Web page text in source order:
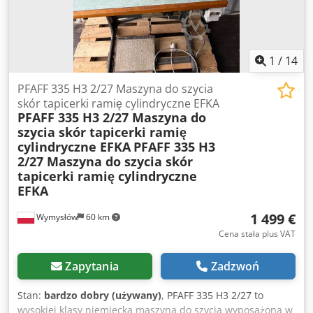
znakujący Numeratory / cyfry do znakowania Podajnik folii
do tłoczenia Regulacja temperatury Sterowanie nożne
(pedał) Stół roboczy w komplecie Zasilanie elektryczne
Zastosowanie: skóra naturalna i ekologiczna, galanteria
skórzana, obuwie, tekstylia, karton i papier, tworzywa
sztuczne przystosowane do tłoczenia. Stan: Maszyna
używana, zachowana w dobrym stanie wizualnym. Stan
zgodny ze zdjęciami.
1 / 14
Wymysłów 60 km
PFAFF 335 H3 2/27 Maszyna do szycia
skór tapicerki ramię cylindryczne EFKA
PFAFF 335 H3 2/27 Maszyna do
szycia skór tapicerki ramię
cylindryczne EFKA PFAFF 335 H3
2/27 Maszyna do szycia skór
tapicerki ramię cylindryczne
EFKA
1 499 €
Cena stała plus VAT
Zapytania Zadzwoń
Stan: bardzo dobry (używany), PFAFF 335 H3 2/27 to
wysokiej klasy niemiecka maszyna do szycia wyposażona w